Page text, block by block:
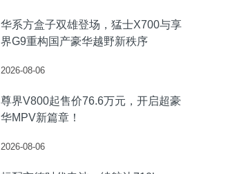
华系方盒子双雄登场，猛士X700与享
界G9重构国产豪华越野新秩序
2026-08-06
尊界V800起售价76.6万元，开启超豪
华MPV新篇章！
2026-08-06